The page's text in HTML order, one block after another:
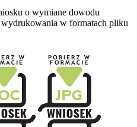
o wymiane dowodu
wydrukowania w formatach pliku